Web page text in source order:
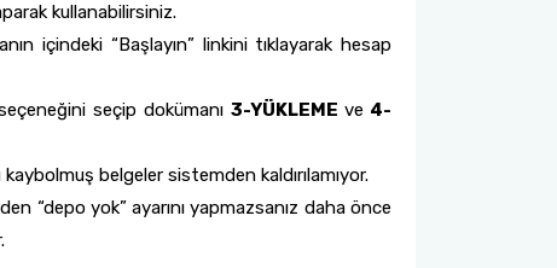
kullanabilirsiniz.
içindeki “Başlayın” linkini tıklayarak hesap
seçip dokümanı 3-YÜKLEME ve 4-
belgeler sistemden kaldırılamıyor.
“depo yok” ayarını yapmazsanız daha önce